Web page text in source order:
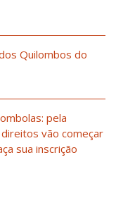
Quilombos do
pela
vão começar
sua inscrição